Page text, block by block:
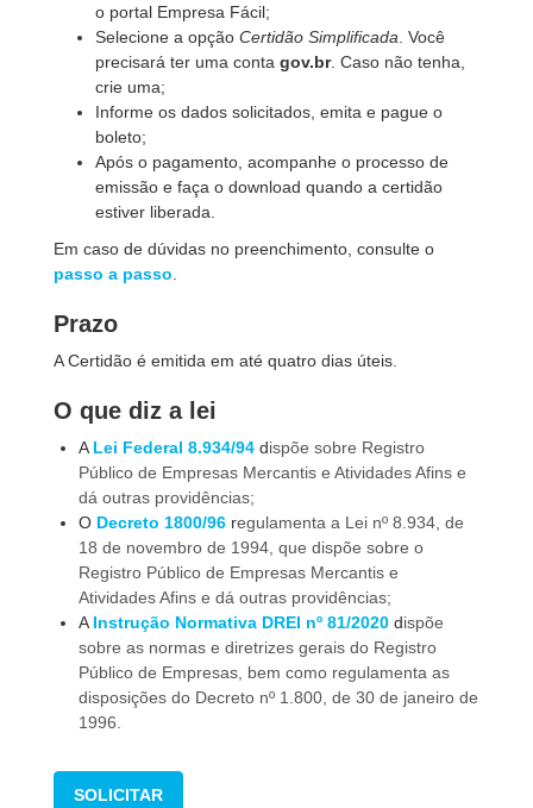
o portal Empresa Fácil;
Selecione a opção Certidão Simplificada . Você
precisará ter uma conta gov.br. Caso não tenha,
crie uma;
Informe os dados solicitados, emita e pague o
boleto;
Após o pagamento, acompanhe o processo de
emissão e faça o download quando a certidão
estiver liberada.
Em caso de dúvidas no preenchimento, consulte o
passo a passo
Prazo
A Certidão é emitida em até quatro dias úteis.
O que diz a lei
A Lei Federal 8.934/94 dispõe sobre Registro
Público de Empresas Mercantis e Atividades Afins e
dá outras providências;
O Decreto 1800/96 regulamenta a Lei nº 8.934, de
18 de novembro de 1994, que dispõe sobre o
Registro Público de Empresas Mercantis e
Atividades Afins e dá outras providências;
A Instrução Normativa DREI nº 81/2020 dispõe
sobre as normas e diretrizes gerais do Registro
Público de Empresas, bem como regulamenta as
disposições do Decreto nº 1.800, de 30 de janeiro de
1996.
SOLICITAR